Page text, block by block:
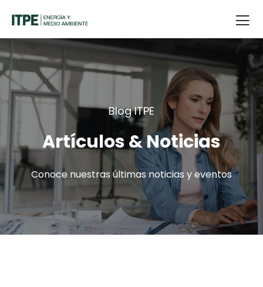
Blog ITPE
Artículos & Noticias
Conoce nuestras últimas noticias y eventos